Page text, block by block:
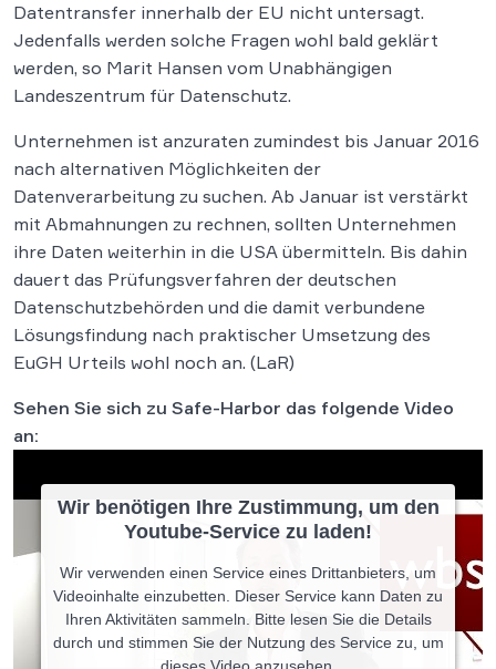
Datentransfer innerhalb der EU nicht untersagt.
Jedenfalls werden solche Fragen wohl bald geklärt
werden, so Marit Hansen vom Unabhängigen
Landeszentrum für Datenschutz.
Unternehmen ist anzuraten zumindest bis Januar 2016
nach alternativen Möglichkeiten der
Datenverarbeitung zu suchen. Ab Januar ist verstärkt
mit Abmahnungen zu rechnen, sollten Unternehmen
ihre Daten weiterhin in die USA übermitteln. Bis dahin
dauert das Prüfungsverfahren der deutschen
Datenschutzbehörden und die damit verbundene
Lösungsfindung nach praktischer Umsetzung des
EuGH Urteils wohl noch an. (LaR)
Sehen Sie sich zu Safe-Harbor das folgende Video
an:
Wir benötigen Ihre Zustimmung, um den
Youtube-Service zu laden!
Wir verwenden einen Service eines Drittanbieters, um
Videoinhalte einzubetten. Dieser Service kann Daten zu
Ihren Aktivitäten sammeln. Bitte lesen Sie die Details
durch und stimmen Sie der Nutzung des Service zu, um